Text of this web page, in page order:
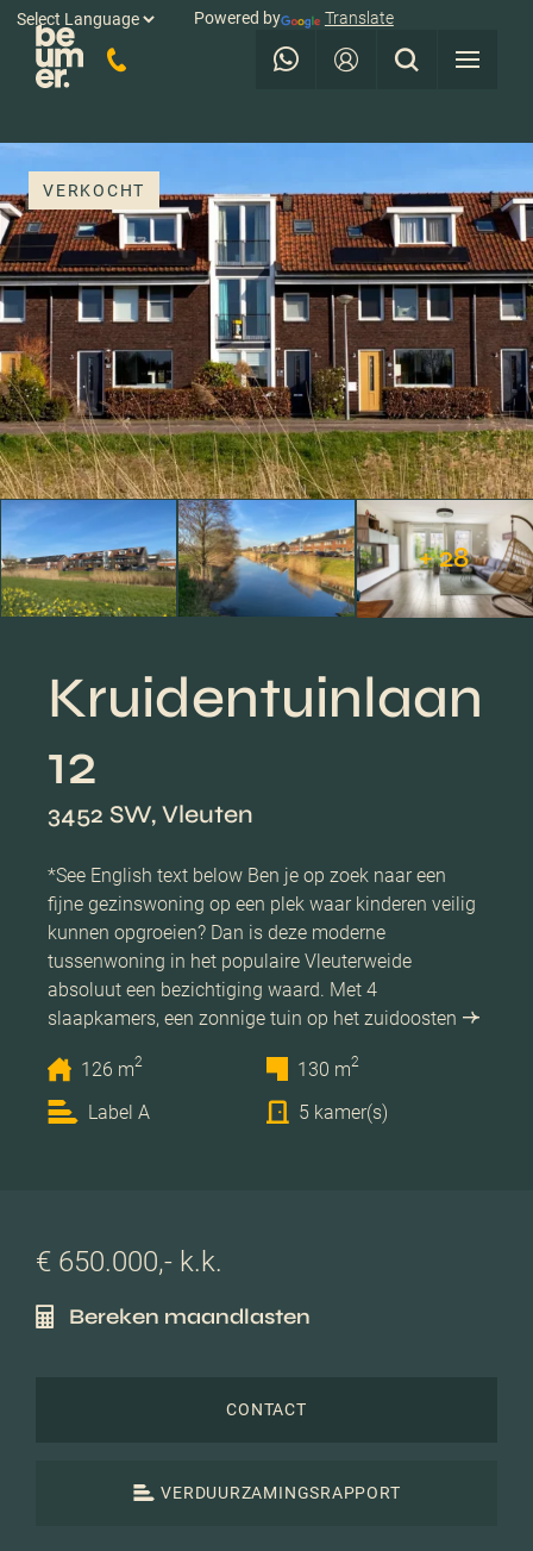
Powered by Translate
VERKOCHT
+ 28
Kruidentuinlaan
12
3452 SW, Vleuten
*See English text below Ben je op zoek naar een
fijne gezinswoning op een plek waar kinderen veilig
kunnen opgroeien? Dan is deze moderne
tussenwoning in het populaire Vleuterweide
absoluut een bezichtiging waard. Met 4
slaapkamers, een zonnige tuin op het zuidoosten
126 m2 130 m2
Label A 5 kamer(s)
€ 650.000,- k.k.
Bereken maandlasten
CONTACT
VERDUURZAMINGSRAPPORT